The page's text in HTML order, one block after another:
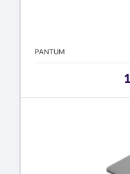
PANTUM